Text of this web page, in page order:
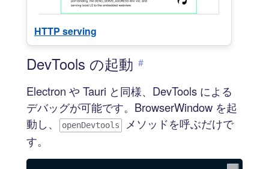
HTTP serving
DevTools の起動 #
Electron や Tauri と同様、DevTools による
デバッグが可能です。BrowserWindow を起
動し、
openDevtools
メソッドを呼ぶだけで
す。